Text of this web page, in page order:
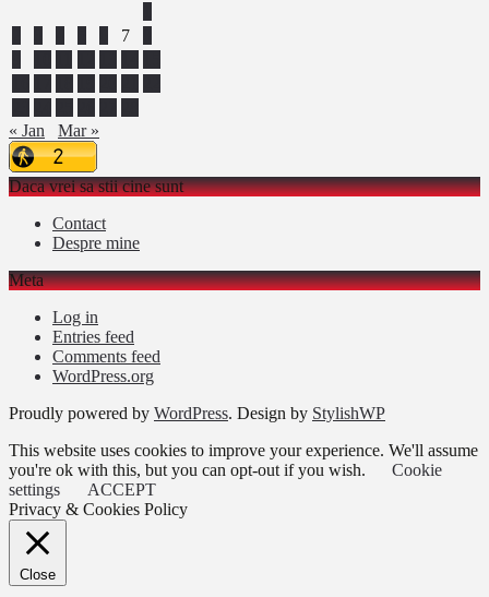
7
« Jan
Mar »
Daca vrei sa stii cine sunt
Contact
Despre mine
Meta
Log in
Entries feed
Comments feed
WordPress.org
Proudly powered by WordPress. Design by StylishWP
This website uses cookies to improve your experience. We'll assume
you're ok with this, but you can opt-out if you wish.
Cookie
settings
ACCEPT
Privacy & Cookies Policy
Close